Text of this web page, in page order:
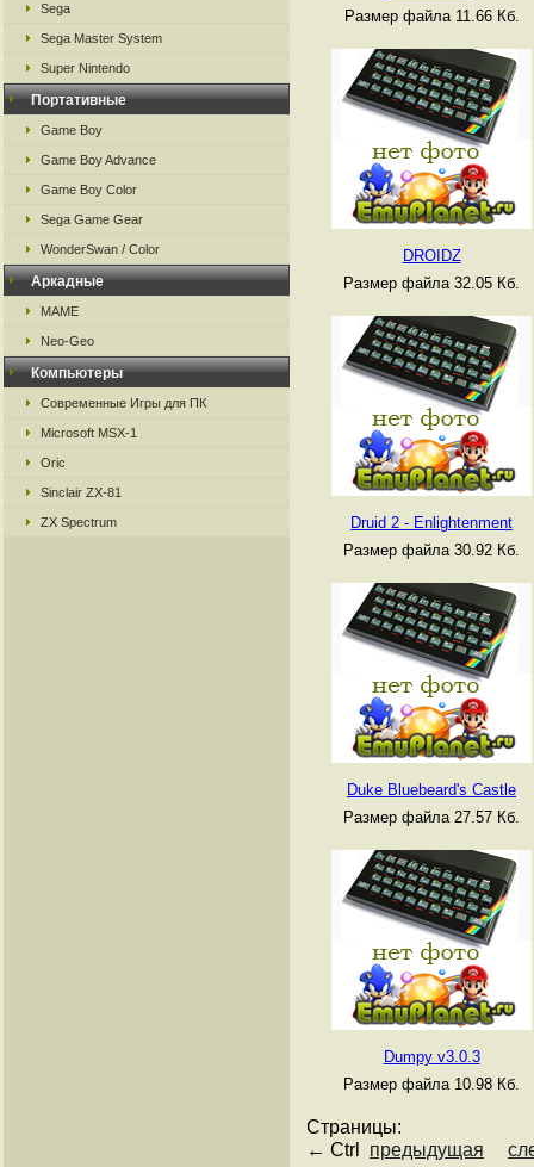
Sega
Sega Master System
Super Nintendo
Портативные
Game Boy
Game Boy Advance
Game Boy Color
Sega Game Gear
WonderSwan / Color
Аркадные
MAME
Neo-Geo
Компьютеры
Современные Игры для ПК
Microsoft MSX-1
Oric
Sinclair ZX-81
ZX Spectrum
Размер файла 11.66 Кб.
DROIDZ
Размер файла 32.05 Кб.
Druid 2 - Enlightenment
Размер файла 30.92 Кб.
Duke Bluebeard's Castle
Размер файла 27.57 Кб.
Dumpy v3.0.3
Размер файла 10.98 Кб.
Страницы:
← Ctrl предыдущая